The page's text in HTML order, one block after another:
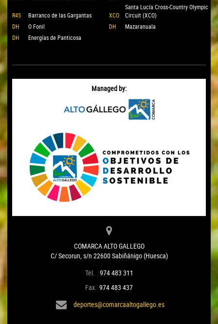
R45 Barranco de las Gargantas XCO
Santa Lucía Cross-Country Olympic
Circuit (XCO)
DH
O Fonil DH
Mazaranuala
DH
Energías de Panticosa
Managed by:
COMARCA ALTO GALLEGO
C/ Secorun, s/n 22600 Sabiñánigo (Huesca)
Tel.
974 483 311
Fax. 974 483 437
deportes@comarcaaltogallego.es